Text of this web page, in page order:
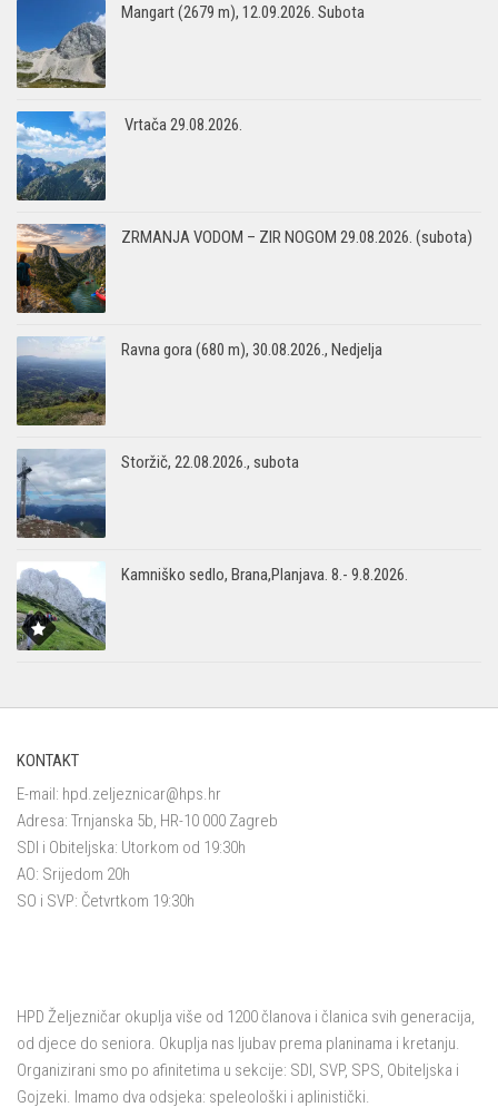
Mangart (2679 m), 12.09.2026. Subota
Vrtača 29.08.2026.
ZRMANJA VODOM – ZIR NOGOM 29.08.2026. (subota)
Ravna gora (680 m), 30.08.2026., Nedjelja
Storžič, 22.08.2026., subota
Kamniško sedlo, Brana,Planjava. 8.- 9.8.2026.
KONTAKT
E-mail: hpd.zeljeznicar@hps.hr
Adresa: Trnjanska 5b, HR-10 000 Zagreb
SDI i Obiteljska: Utorkom od 19:30h
AO: Srijedom 20h
SO i SVP: Četvrtkom 19:30h
HPD Željezničar okuplja više od 1200 članova i članica svih generacija,
od djece do seniora. Okuplja nas ljubav prema planinama i kretanju.
Organizirani smo po afinitetima u sekcije: SDI, SVP, SPS, Obiteljska i
Gojzeki. Imamo dva odsjeka: speleološki i aplinistički.